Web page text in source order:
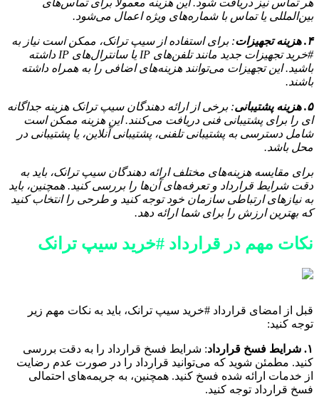
هر تماس نیز دریافت شود. این هزینه معمولاً برای تماس‌های
بین‌المللی یا تماس با شماره‌های ویژه اعمال می‌شود.
۴. هزینه تجهیزات
: برای استفاده از سیپ ترانک، ممکن است نیاز به
#خرید تجهیزات جدید مانند تلفن‌های IP یا سانترال‌های IP داشته
باشید. این تجهیزات می‌توانند هزینه‌های اضافی را به همراه داشته
باشند.
۵. هزینه پشتیبانی
: برخی از ارائه دهندگان سیپ ترانک هزینه جداگانه
ای را برای پشتیبانی فنی دریافت می‌کنند. این هزینه ممکن است
شامل دسترسی به پشتیبانی تلفنی، پشتیبانی آنلاین، یا پشتیبانی در
محل باشد.
برای مقایسه هزینه‌های مختلف ارائه دهندگان سیپ ترانک، باید به
دقت شرایط قرارداد و تعرفه‌های آن‌ها را بررسی کنید. همچنین، باید
به نیازهای ارتباطی سازمان خود توجه کنید و طرحی را انتخاب کنید
که بهترین ارزش را برای شما ارائه دهد.
نکات مهم در قرارداد #خرید سیپ ترانک
قبل از امضای قرارداد #خرید سیپ ترانک، باید به نکات مهم زیر
توجه کنید:
۱. شرایط فسخ قرارداد
: شرایط فسخ قرارداد را به دقت بررسی
کنید. مطمئن شوید که می‌توانید قرارداد را در صورت عدم رضایت
از خدمات ارائه شده فسخ کنید. همچنین، به جریمه‌های احتمالی
فسخ قرارداد توجه کنید.